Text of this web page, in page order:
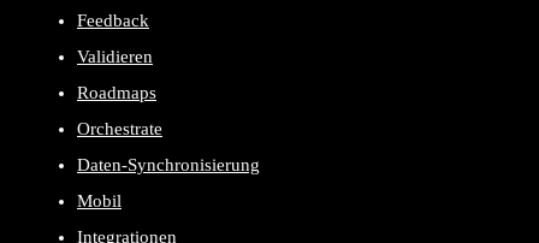
Feedback
Validieren
Roadmaps
Orchestrate
Daten-Synchronisierung
Mobil
Integrationen